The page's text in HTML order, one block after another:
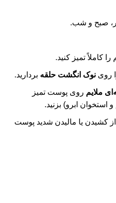
صبح و شب.
کاملاً تمیز کنید.
روی نوک انگشت حلقه بردارید.
ملایم روی پوست تمیز
ابرو) بزنید.
کشیدن یا مالیدن شدید پوست